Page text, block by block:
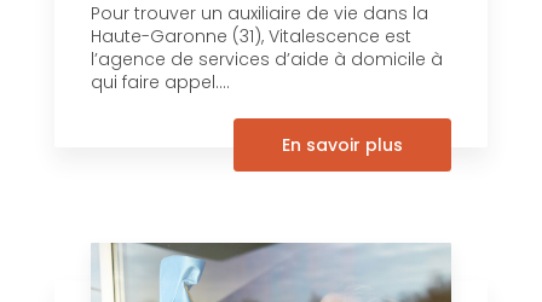
Pour trouver un auxiliaire de vie dans la
Haute-Garonne (31), Vitalescence est
l’agence de services d’aide à domicile à
qui faire appel....
En savoir plus